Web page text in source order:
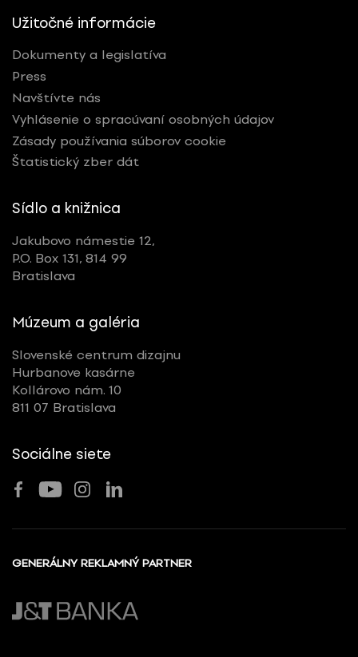
Užitočné informácie
Dokumenty a legislatíva
Press
Navštívte nás
Vyhlásenie o spracúvaní osobných údajov
Zásady používania súborov cookie
Štatistický zber dát
Sídlo a knižnica
Jakubovo námestie 12,
P.O. Box 131, 814 99
Bratislava
Múzeum a galéria
Slovenské centrum dizajnu
Hurbanove kasárne
Kollárovo nám. 10
811 07 Bratislava
Sociálne siete
GENERÁLNY REKLAMNÝ PARTNER